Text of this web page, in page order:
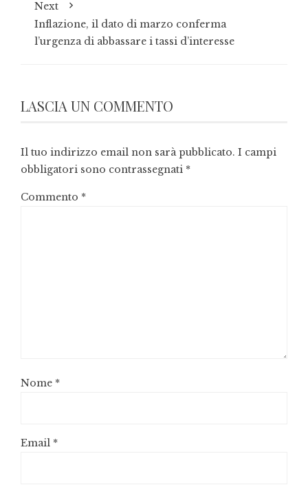
Next
Inflazione, il dato di marzo conferma
l’urgenza di abbassare i tassi d’interesse
LASCIA UN COMMENTO
Il tuo indirizzo email non sarà pubblicato. I campi
obbligatori sono contrassegnati *
Commento *
Nome *
Email *